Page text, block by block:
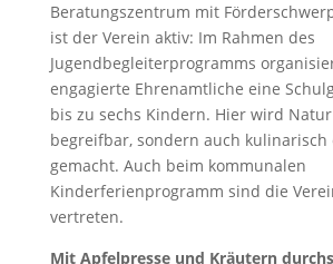
Beratungszentrum mit
ist der Verein aktiv: Im Rahmen des
Jugendbegleiterprogramms
engagierte Ehrenamtliche eine
bis zu sechs Kindern. Hier wird
begreifbar, sondern auch
gemacht. Auch beim kommunalen
Kinderferienprogramm sind die
vertreten.
Mit Apfelpresse und Kräutern